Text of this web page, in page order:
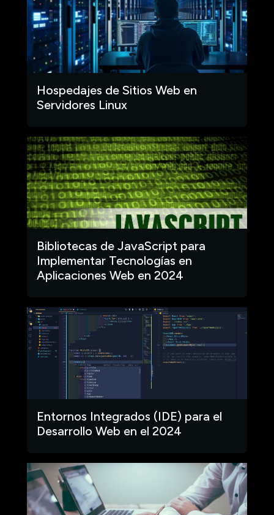
Hospedajes de Sitios Web en
Servidores Linux
Bibliotecas de JavaScript para
Implementar Tecnologías en
Aplicaciones Web en 2024
Entornos Integrados (IDE) para el
Desarrollo Web en el 2024